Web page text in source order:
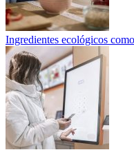
Ingredientes ecológicos